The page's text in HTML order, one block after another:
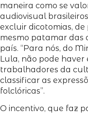
maneira como se
audiovisual
excluir dicotomias,
mesmo patamar das
país. “Para nós, do
Lula, não pode haver
trabalhadores da
classificar as
folclóricas”.
O incentivo, que faz